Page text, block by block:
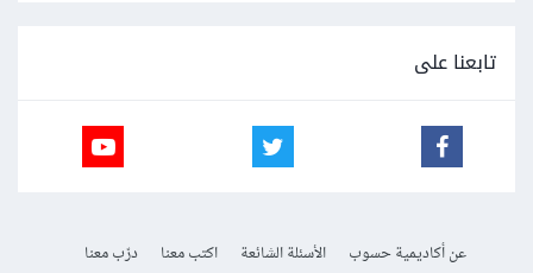
تابعنا على
عن أكاديمية حسوب الأسئلة الشائعة اكتب معنا
درّب معنا